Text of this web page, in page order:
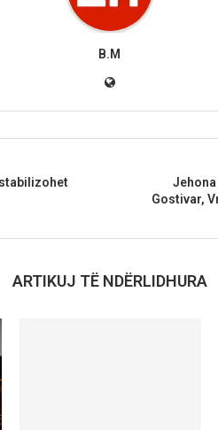
B.M
Gostivar,
ARTIKUJ TË NDËRLIDHURA